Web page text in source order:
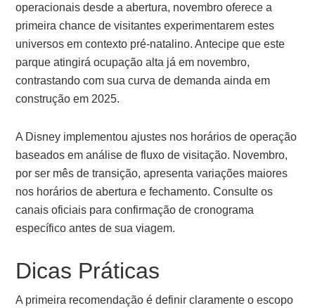
operacionais desde a abertura, novembro oferece a
primeira chance de visitantes experimentarem estes
universos em contexto pré-natalino. Antecipe que este
parque atingirá ocupação alta já em novembro,
contrastando com sua curva de demanda ainda em
construção em 2025.
A Disney implementou ajustes nos horários de operação
baseados em análise de fluxo de visitação. Novembro,
por ser mês de transição, apresenta variações maiores
nos horários de abertura e fechamento. Consulte os
canais oficiais para confirmação de cronograma
específico antes de sua viagem.
Dicas Práticas
A primeira recomendação é definir claramente o escopo